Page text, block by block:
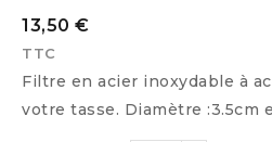
13,50 €
TTC
Filtre en acier inoxydable à
votre tasse. Diamètre :3.5cm